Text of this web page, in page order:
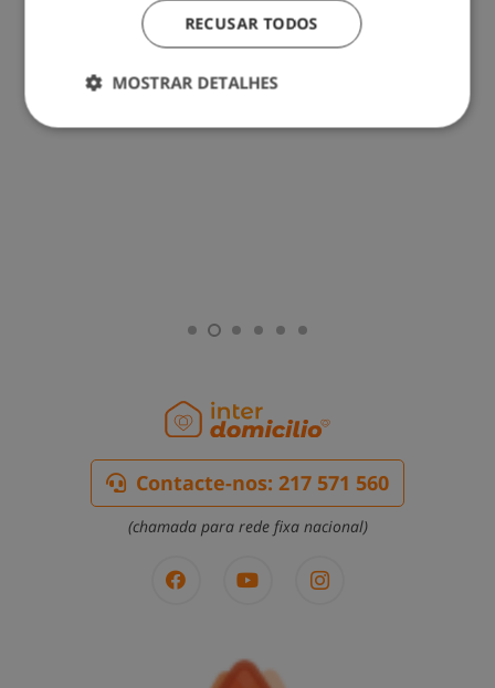
Contacte-nos: 217 571 560
(chamada para rede fixa nacional)
RECUSAR TODOS
MOSTRAR DETALHES